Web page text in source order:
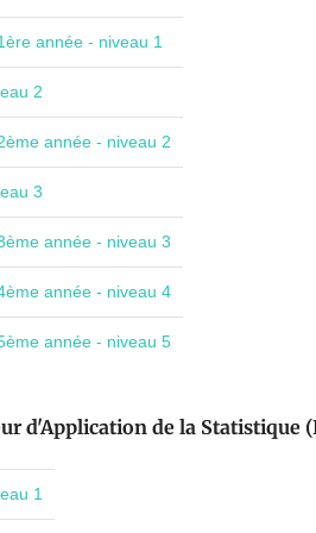
année - niveau 1
2
année - niveau 2
3
année - niveau 3
année - niveau 4
année - niveau 5
d'Application de la Statistique
1